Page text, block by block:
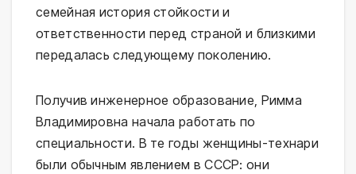
семейная история стойкости и
ответственности перед страной и близкими
передалась следующему поколению.
Получив инженерное образование, Римма
Владимировна начала работать по
специальности. В те годы женщины-технари
были обычным явлением в СССР: они